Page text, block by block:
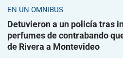
EN UN ÓMNIBUS
Detuvieron a un policía tras
perfumes de contrabando
de Rivera a Montevideo